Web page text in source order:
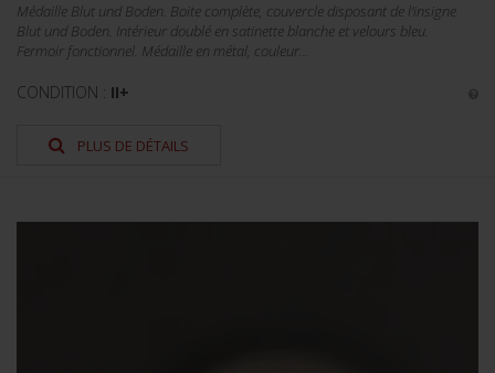
Médaille Blut und Boden. Boite complète, couvercle disposant de l'insigne
Blut und Boden. Intérieur doublé en satinette blanche et velours bleu.
Fermoir fonctionnel. Médaille en métal, couleur...
CONDITION : II+
PLUS DE DÉTAILS